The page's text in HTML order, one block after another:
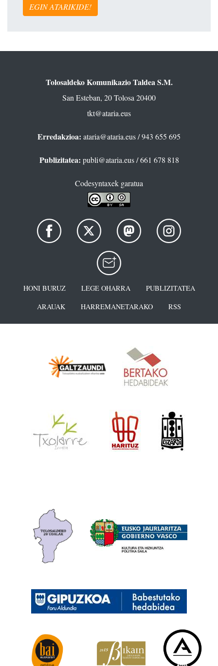
EGIN ATARIKIDE!
Tolosaldeko Komunikazio Taldea S.M.
San Esteban, 20 Tolosa 20400
tkt@ataria.eus
Erredakzioa: ataria@ataria.eus/ 943 655 695
Publizitatea: publi@ataria.eus/ 661 678 818
Codesyntaxek garatua
HONI BURUZ LEGE OHARRA
PUBLIZITATEA
ARAUAK
HARREMANETARAKO RSS